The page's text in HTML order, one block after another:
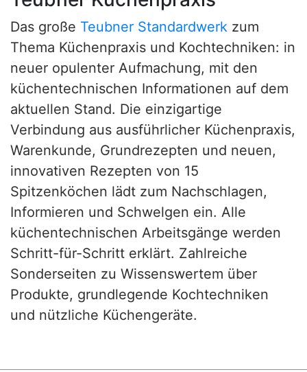
Das große Teubner Standardwerk zum
Thema Küchenpraxis und Kochtechniken: in
neuer opulenter Aufmachung, mit den
küchentechnischen Informationen auf dem
aktuellen Stand. Die einzigartige
Verbindung aus ausführlicher Küchenpraxis,
Warenkunde, Grundrezepten und neuen,
innovativen Rezepten von 15
Spitzenköchen lädt zum Nachschlagen,
Informieren und Schwelgen ein. Alle
küchentechnischen Arbeitsgänge werden
Schritt-für-Schritt erklärt. Zahlreiche
Sonderseiten zu Wissenswertem über
Produkte, grundlegende Kochtechniken
und nützliche Küchengeräte.